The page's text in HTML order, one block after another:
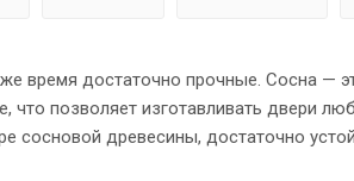
время достаточно прочные. Сосна —
что позволяет изготавливать двери
сосновой древесины, достаточно